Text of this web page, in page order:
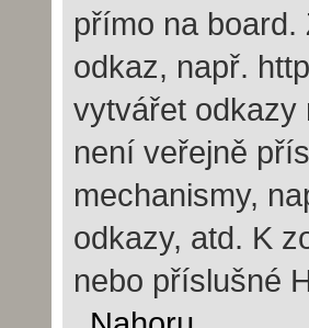
přímo na
odkaz, např.
vytvářet odkazy
není veřejně
mechanismy,
odkazy, atd. K
nebo příslušné